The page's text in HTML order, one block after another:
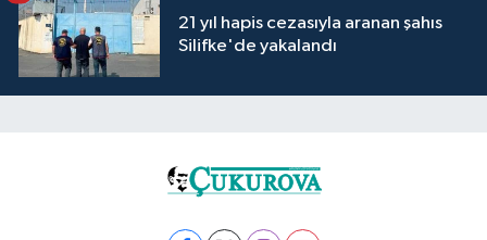
21 yıl hapis cezasıyla aranan şahıs
Silifke'de yakalandı